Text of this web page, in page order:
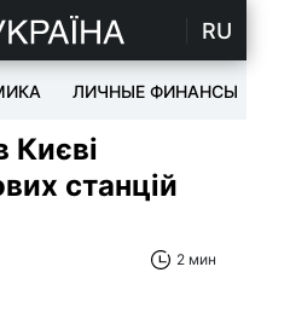
RU
ЛИЧНЫЕ ФИНАНСЫ
Києві
станцій
2 мин